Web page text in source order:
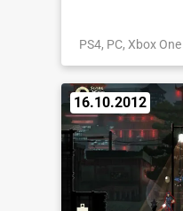
PS4, PC, Xbox One
16.10.2012